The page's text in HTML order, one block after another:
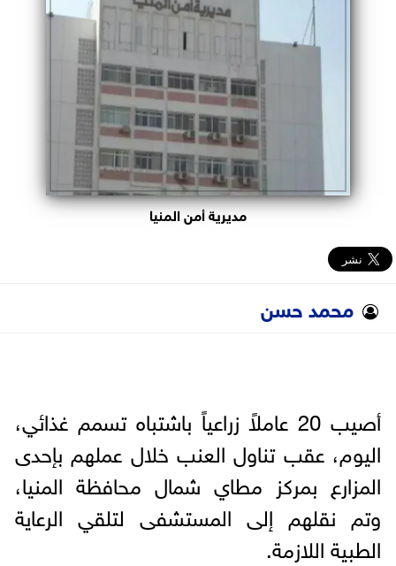
الأحزاب
مديرية أمن المنيا
محمد حسن
أصيب 20 عاملاً زراعياً باشتباه تسمم غذائي،
اليوم، عقب تناول العنب خلال عملهم بإحدى
المزارع بمركز مطاي شمال محافظة المنيا،
وتم نقلهم إلى المستشفى لتلقي الرعاية
الطبية اللازمة.